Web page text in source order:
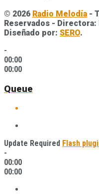
© 2026 Radio Melodía -
Reservados - Directora:
Diseñado por: SERO.
-
00:00
00:00
Queue
Update Required Flash
-
00:00
00:00